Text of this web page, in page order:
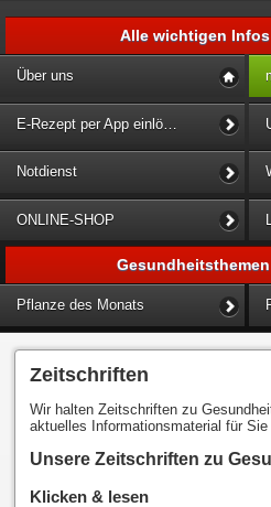
Alle wichtigen
Über uns
Notdienst
ONLINE-SHOP
Pflanze des Monats
Zeitschriften
Wir halten Zeitschriften zu
aktuelles Informationsmaterial für
Unsere Zeitschriften zu
Klicken & lesen